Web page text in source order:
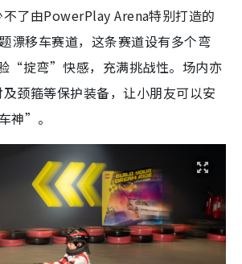
了由PowerPlay Arena特别打造的
漂移车赛道，这条赛道设有多个弯
“掟弯”快感，充满挑战性。场内亦
颈箍等保护装备，让小朋友可以安
神”。